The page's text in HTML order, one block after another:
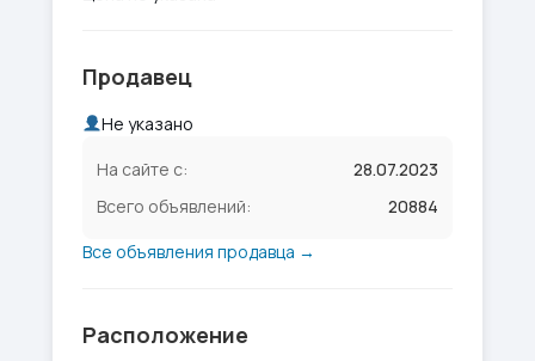
Продавец
Не указано
На сайте с:
28.07.2023
Всего объявлений:
20884
Все объявления продавца →
Расположение